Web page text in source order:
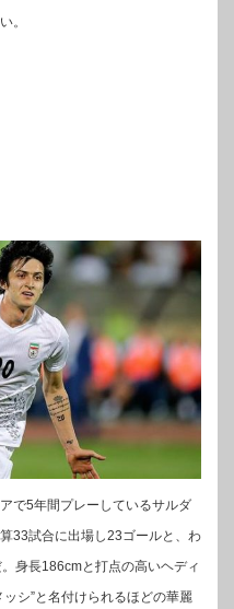
。
で5年間プレーしているサルダ
33試合に出場し23ゴールと、わ
身長186cmと打点の高いヘディ
シ”と名付けられるほどの華麗